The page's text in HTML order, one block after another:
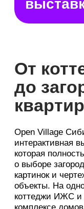
6 квартир
готовность 100%